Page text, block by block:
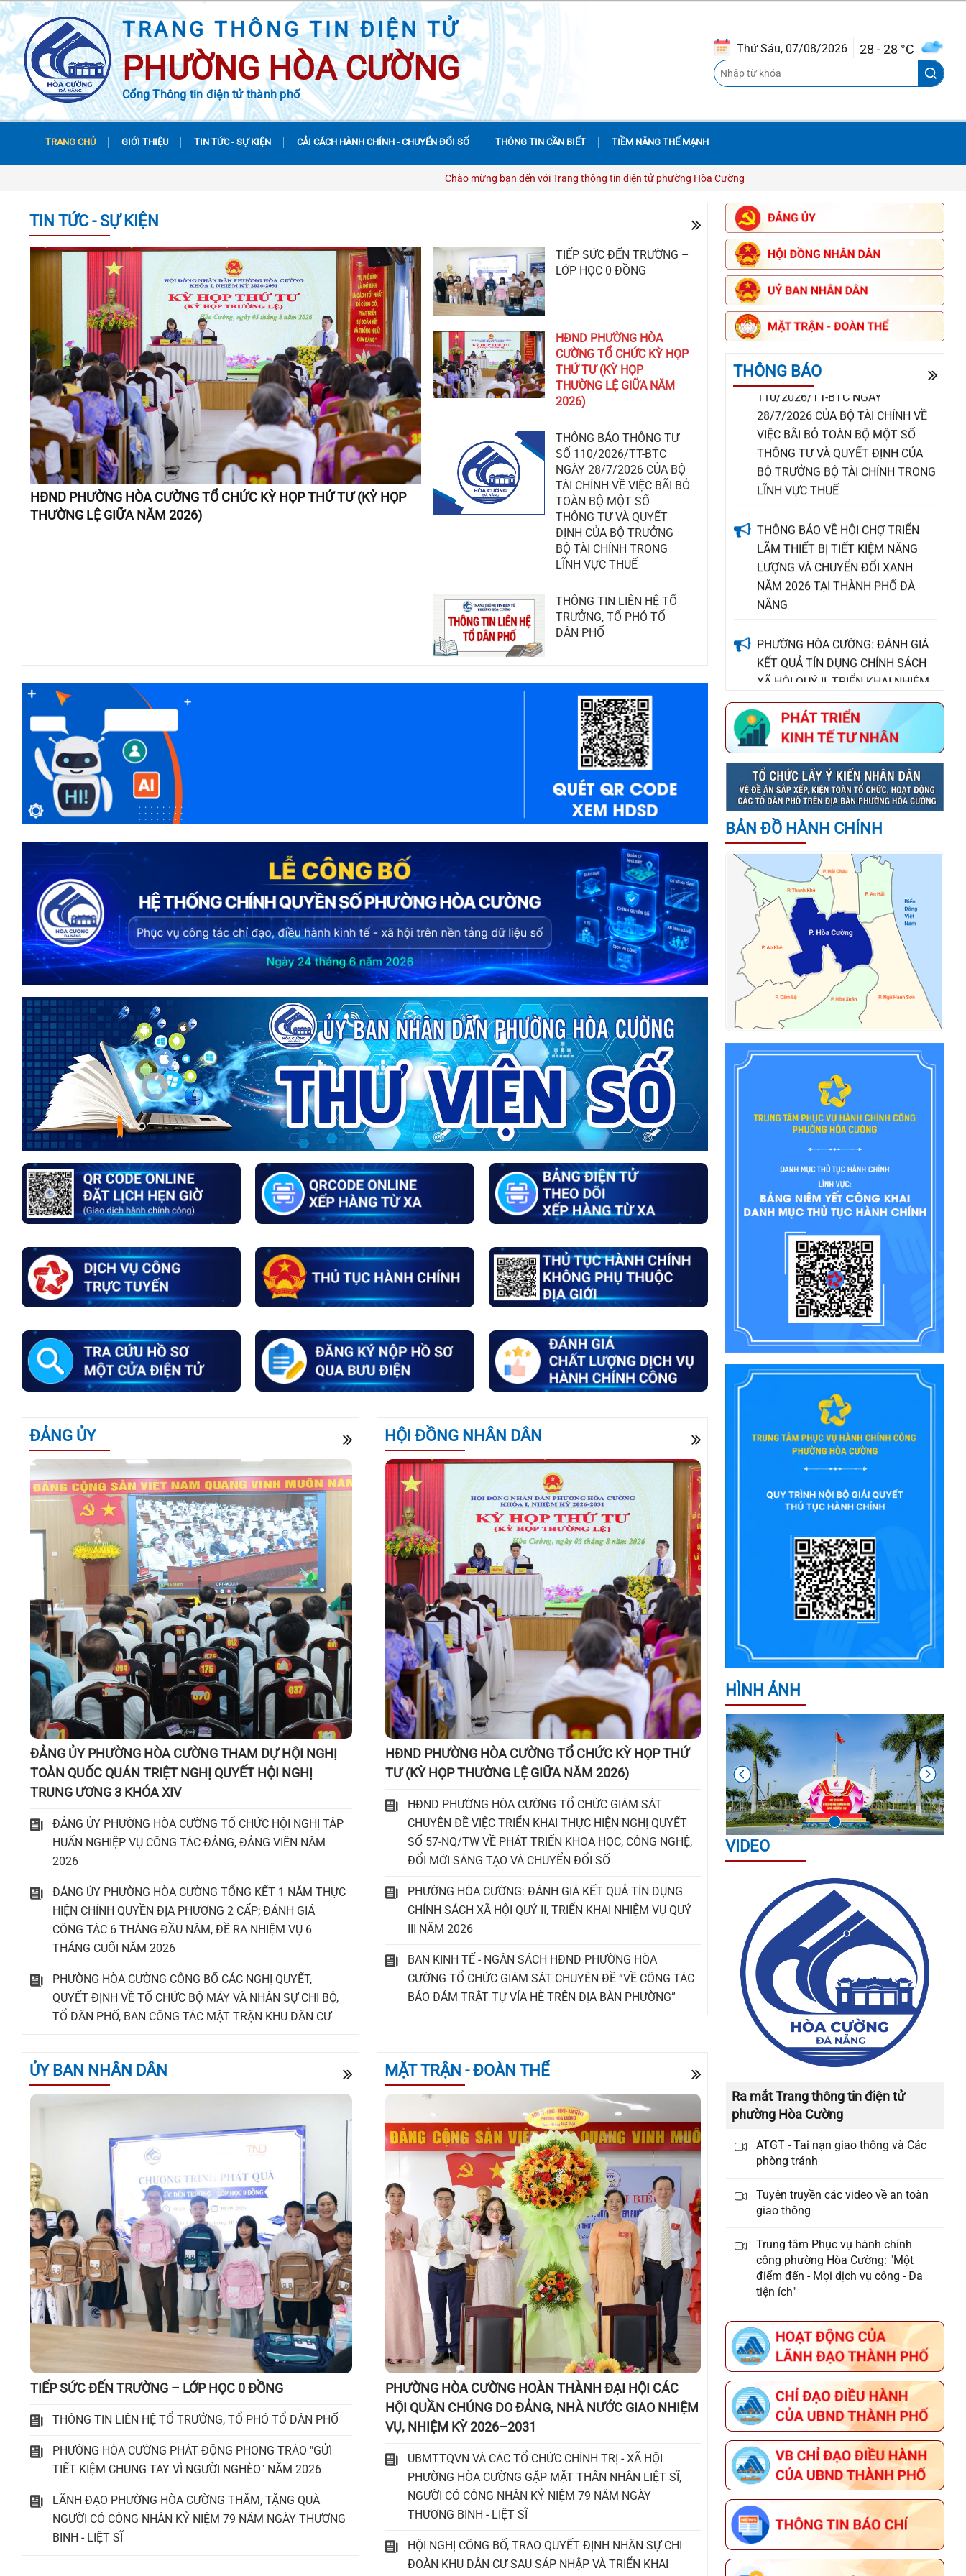
TRANG THÔNG TIN ĐIỆN TỬ
PHƯỜNG HÒA CƯỜNG
Cổng Thông tin điện tử thành phố
Thứ Sáu, 07/08/2026 28 - 28 °C
TRANG CHỦ GIỚI THIỆU TIN TỨC - SỰ KIỆN CẢI CÁCH HÀNH CHÍNH - CHUYỂN ĐỔI SỐ THÔNG TIN CẦN BIẾT TIỀM NĂNG THẾ MẠNH
Chào mừng bạn đến với Trang thông tin điện tử phường Hòa Cường
TIN TỨC - SỰ KIỆN
HĐND PHƯỜNG HÒA CƯỜNG TỔ CHỨC KỲ HỌP THỨ TƯ (KỲ HỌP
THƯỜNG LỆ GIỮA NĂM 2026)
TIẾP SỨC ĐẾN TRƯỜNG –
LỚP HỌC 0 ĐỒNG
HĐND PHƯỜNG HÒA
CƯỜNG TỔ CHỨC KỲ HỌP
THỨ TƯ (KỲ HỌP
THƯỜNG LỆ GIỮA NĂM
2026)
THÔNG BÁO THÔNG TƯ
SỐ 110/2026/TT-BTC
NGÀY 28/7/2026 CỦA BỘ
TÀI CHÍNH VỀ VIỆC BÃI BỎ
TOÀN BỘ MỘT SỐ
THÔNG TƯ VÀ QUYẾT
ĐỊNH CỦA BỘ TRƯỞNG
BỘ TÀI CHÍNH TRONG
LĨNH VỰC THUẾ
THÔNG TIN LIÊN HỆ TỔ
TRƯỞNG, TỔ PHÓ TỔ
DÂN PHỐ
ĐẢNG ỦY
ĐẢNG ỦY PHƯỜNG HÒA CƯỜNG THAM DỰ HỘI NGHỊ
TOÀN QUỐC QUÁN TRIỆT NGHỊ QUYẾT HỘI NGHỊ
TRUNG ƯƠNG 3 KHÓA XIV
ĐẢNG ỦY PHƯỜNG HÒA CƯỜNG TỔ CHỨC HỘI NGHỊ TẬP
HUẤN NGHIỆP VỤ CÔNG TÁC ĐẢNG, ĐẢNG VIÊN NĂM
2026
ĐẢNG ỦY PHƯỜNG HÒA CƯỜNG TỔNG KẾT 1 NĂM THỰC
HIỆN CHÍNH QUYỀN ĐỊA PHƯƠNG 2 CẤP; ĐÁNH GIÁ
CÔNG TÁC 6 THÁNG ĐẦU NĂM, ĐỀ RA NHIỆM VỤ 6
THÁNG CUỐI NĂM 2026
PHƯỜNG HÒA CƯỜNG CÔNG BỐ CÁC NGHỊ QUYẾT,
QUYẾT ĐỊNH VỀ TỔ CHỨC BỘ MÁY VÀ NHÂN SỰ CHI BỘ,
TỔ DÂN PHỐ, BAN CÔNG TÁC MẶT TRẬN KHU DÂN CƯ
HỘI ĐỒNG NHÂN DÂN
HĐND PHƯỜNG HÒA CƯỜNG TỔ CHỨC KỲ HỌP THỨ
TƯ (KỲ HỌP THƯỜNG LỆ GIỮA NĂM 2026)
HĐND PHƯỜNG HÒA CƯỜNG TỔ CHỨC GIÁM SÁT
CHUYÊN ĐỀ VIỆC TRIỂN KHAI THỰC HIỆN NGHỊ QUYẾT
SỐ 57-NQ/TW VỀ PHÁT TRIỂN KHOA HỌC, CÔNG NGHỆ,
ĐỔI MỚI SÁNG TẠO VÀ CHUYỂN ĐỔI SỐ
PHƯỜNG HÒA CƯỜNG: ĐÁNH GIÁ KẾT QUẢ TÍN DỤNG
CHÍNH SÁCH XÃ HỘI QUÝ II, TRIỂN KHAI NHIỆM VỤ QUÝ
III NĂM 2026
BAN KINH TẾ - NGÂN SÁCH HĐND PHƯỜNG HÒA
CƯỜNG TỔ CHỨC GIÁM SÁT CHUYÊN ĐỀ “VỀ CÔNG TÁC
BẢO ĐẢM TRẬT TỰ VỈA HÈ TRÊN ĐỊA BÀN PHƯỜNG”
ỦY BAN NHÂN DÂN
TIẾP SỨC ĐẾN TRƯỜNG – LỚP HỌC 0 ĐỒNG
THÔNG TIN LIÊN HỆ TỔ TRƯỞNG, TỔ PHÓ TỔ DÂN PHỐ
PHƯỜNG HÒA CƯỜNG PHÁT ĐỘNG PHONG TRÀO "GỬI
TIẾT KIỆM CHUNG TAY VÌ NGƯỜI NGHÈO" NĂM 2026
LÃNH ĐẠO PHƯỜNG HÒA CƯỜNG THĂM, TẶNG QUÀ
NGƯỜI CÓ CÔNG NHÂN KỶ NIỆM 79 NĂM NGÀY THƯƠNG
BINH - LIỆT SĨ
MẶT TRẬN - ĐOÀN THỂ
PHƯỜNG HÒA CƯỜNG HOÀN THÀNH ĐẠI HỘI CÁC
HỘI QUẦN CHÚNG DO ĐẢNG, NHÀ NƯỚC GIAO NHIỆM
VỤ, NHIỆM KỲ 2026–2031
UBMTTQVN VÀ CÁC TỔ CHỨC CHÍNH TRỊ - XÃ HỘI
PHƯỜNG HÒA CƯỜNG GẶP MẶT THÂN NHÂN LIỆT SĨ,
NGƯỜI CÓ CÔNG NHÂN KỶ NIỆM 79 NĂM NGÀY
THƯƠNG BINH - LIỆT SĨ
HỘI NGHỊ CÔNG BỐ, TRAO QUYẾT ĐỊNH NHÂN SỰ CHI
ĐOÀN KHU DÂN CƯ SAU SÁP NHẬP VÀ TRIỂN KHAI
THÔNG BÁO
UBND THÀNH PHỐ BAN HÀNH
QUY ĐỊNH CHI TIẾT MỘT SỐ NỘI
DUNG VỀ QUẢN LÝ, SỬ DỤNG NHÀ
CHUNG CƯ TRÊN ĐỊA BÀN THÀNH
PHỐ ĐÀ NẴNG
THÔNG BÁO THÔNG TƯ SỐ
110/2026/TT-BTC NGÀY
28/7/2026 CỦA BỘ TÀI CHÍNH VỀ
VIỆC BÃI BỎ TOÀN BỘ MỘT SỐ
THÔNG TƯ VÀ QUYẾT ĐỊNH CỦA
BỘ TRƯỞNG BỘ TÀI CHÍNH TRONG
LĨNH VỰC THUẾ
THÔNG BÁO VỀ HỘI CHỢ TRIỂN
LÃM THIẾT BỊ TIẾT KIỆM NĂNG
NĂM 2026 TẠI THÀNH PHỐ ĐÀ
NẴNG
PHƯỜNG HÒA CƯỜNG: ĐÁNH GIÁ
KẾT QUẢ TÍN DỤNG CHÍNH SÁCH
VỤ QUÝ III NĂM 2026
Thông báo tuyển dụng lao động
hợp đồng chuyên môn, nghiệp vụ
làm việc tại Trạm Y tế phường Hòa
Cường
UBND PHƯỜNG HÒA CƯỜNG
CÔNG BỐ QUYẾT ĐỊNH BỔ NHIỆM
GIÁM ĐỐC TRUNG TÂM PHỤC VỤ
HÀNH CHÍNH CÔNG
THÔNG BÁO VỀ VIỆC TUYỂN NHÂN
SỰ KÝ HỢP ĐỒNG LAO ĐỘNG LÀM
NHIỆM VỤ CÔNG CHỨC TẠI ĐẢNG
ỦY PHƯỜNG HÒA CƯỜNG, THÀNH
PHỐ ĐÀ NẴNG
Quyết định về việc giao kế hoạch
thu, nộp Quỹ Phòng, chống thiên tai
năm 2026
TRÌNH DIỄN LÂN - SƯ - RỒNG HÒA
CƯỜNG - ĐÀ NẴNG MỞ RỘNG NĂM
2026
QUYẾT ĐỊNH VỀ VIỆC CÔNG NHẬN
CÁC SÁNG KIẾN NGÀNH GIÁO DỤC
VÀ ĐÀO TẠO PHƯỜNG NĂM HỌC
2025-2026 CỦA PHƯỜNG HÒA
CƯỜNG
THÔNG BÁO ĐƯỜNG DÂY NÓNG
PHỤC VỤ DIFF 2026 CỦA UBND
THÀNH PHỐ ĐÀ NẴNG
THÔNG BÁO ĐĂNG KÝ THAM GIA
HỘI CHỢ TRIỂN LÃM HÀNG CÔNG
NGHIỆP NÔNG THÔN – KHƠI
NGUỒN ĐỔI MỚI, THÚC ĐẨY
THƯƠNG HIỆU VIỆT NĂM 2026
THÔNG BÁO THỜI GIAN TỔ CHỨC
HỘI NGHỊ KẾT NỐI GIAO THƯƠNG
VÀ TRƯNG BÀY, GIỚI THIỆU SẢN
THÔNG BÁO LỄ HỘI ĐÀ NẴNG
FOOD TOUR 2026 VÀ LỄ HỘI PHÁO
HOA QUỐC TẾ ĐÀ NẴNG (DIFF)
NẴNG
CÔNG KHAI BÁO CÁO ĐỀ XUẤT
CẤP GIẤY PHÉP MÔI TRƯỜNG ĐỐI
VỚI CƠ SỞ "CHI NHÁNH TẠI ĐÀ
NẴNG CÔNG TY CỔ PHẦN NHIÊN
LIỆU BAY PETROLIMEX"
THÔNG TIN ĐĂNG KÝ THAM GIA
HỘI NGHỊ KẾT NỐI GIAO THƯƠNG
GIỮA NHÀ CUNG CẤP VỚI CÁC
CHỨC XÚC TIẾN THƯƠNG MẠI CHO
SẢN PHẨM OCOP TẠI ĐÀ NẴNG
THÔNG TIN VỀ ĐOÀN GIAO DỊCH
XÚC TIẾN THƯƠNG MẠI TẠI LIÊN
BANG NGA
THÔNG BÁO HỘI THI SẢN PHẨM
THỦ CÔNG MỸ NGHỆ VIỆT NAM
NĂM 2026
KẾ HOẠCH TỔ CHỨC GIẢI BÁO CHÍ
VỀ XÂY DỰNG ĐẢNG (GIẢI BÚA
NẴNG NĂM 2026
THÔNG BÁO VỀ VIỆC TUYỂN DỤNG
LAO ĐỘNG HỢP ĐỒNG LÀM VIỆC
VỤ SỰ NGHIỆP CÔNG PHƯỜNG
HÒA CƯỜNG
BẢN ĐỒ HÀNH CHÍNH
HÌNH ẢNH
VIDEO
Ra mắt Trang thông tin điện tử
phường Hòa Cường
ATGT - Tai nạn giao thông và Các
phòng tránh
Tuyên truyền các video về an toàn
giao thông
Trung tâm Phục vụ hành chính
công phường Hòa Cường: "Một
điểm đến - Mọi dịch vụ công - Đa
tiện ích"